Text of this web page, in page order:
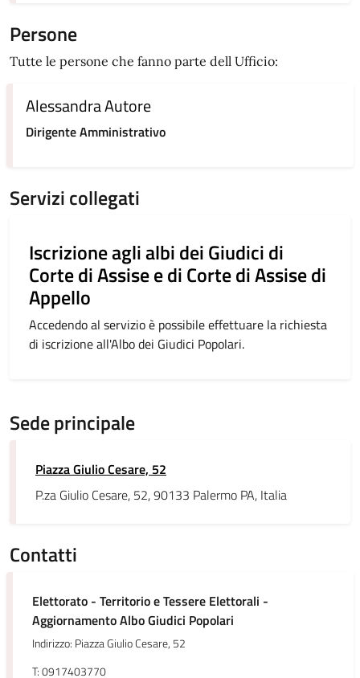
Persone
Tutte le persone che fanno parte dell Ufficio:
Alessandra Autore
Dirigente Amministrativo
Servizi collegati
Iscrizione agli albi dei Giudici di
Corte di Assise e di Corte di Assise di
Appello
Accedendo al servizio è possibile effettuare la richiesta
di iscrizione all'Albo dei Giudici Popolari.
Sede principale
Piazza Giulio Cesare, 52
P.za Giulio Cesare, 52, 90133 Palermo PA, Italia
Contatti
Elettorato - Territorio e Tessere Elettorali -
Aggiornamento Albo Giudici Popolari
Indirizzo: Piazza Giulio Cesare, 52
T: 0917403770